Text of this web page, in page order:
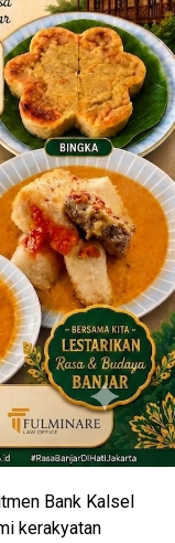
Bank Kalsel
kerakyatan